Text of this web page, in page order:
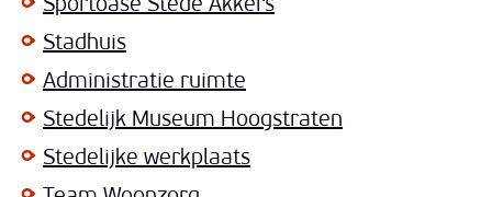
Sportoase Stede Akkers
Stadhuis
Administratie ruimte
Stedelijk Museum Hoogstraten
Stedelijke werkplaats